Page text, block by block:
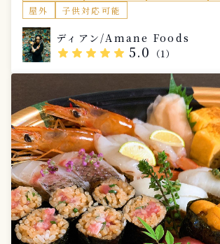
屋外
子供対応可能
ディアン/Amane Foods
star star star star star 5.0 （1）